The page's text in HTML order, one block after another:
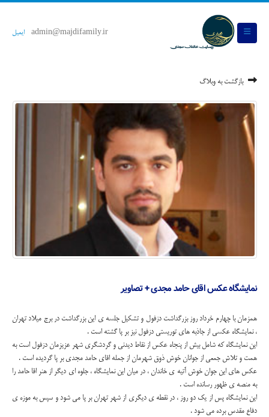
admin@majdifamily.ir ایمیل
بازگشت به وبلاگ
نمایشگاه عکس اقای حامد مجدی + تصاویر
همزمان با چهارم خرداد روز بزرگداشت دزفول و تشکیل جلسه ی این بزرگداشت در برج میلاد تهران
، نمایشگاه عکسی از جاذبه های توریستی دزفول نیز بر پا گشته است .
این نمایشگاه که شامل بیش از پنجاه عکس از نقاط دیدنی و گردشگری شهر عزیزمان دزفول است به
همت و تلاش جمعی از جوانان خوش ذوق شهرمان از جمله اقای حامد مجدی بر پا گردیده است .
عکس های این جوان خوش آتیه ی خاندان ، در میان این نمایشگاه ، جلوه ای دیگر از هنر اقا حامد را
به منصه ی ظهور رسانده است .
این نمایشگاه پس از یک دو روز ، در نقطه ی دیگری از شهر تهران بر پا می شود و سپس به موزه ی
دفاع مقدس برده می شود .